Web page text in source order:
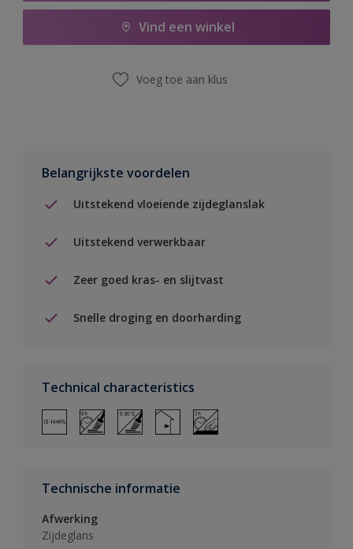
Vind een winkel
Voeg toe aan klus
Belangrijkste voordelen
Uitstekend vloeiende zijdeglanslak
Uitstekend verwerkbaar
Zeer goed kras- en slijtvast
Snelle droging en doorharding
Technical characteristics
Technische informatie
Afwerking
Zijdeglans